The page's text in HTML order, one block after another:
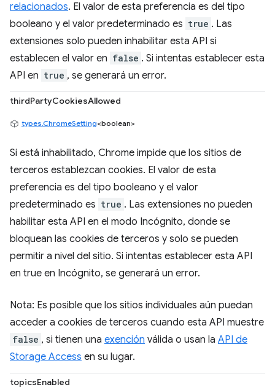
relacionados. El valor de esta preferencia es del tipo
booleano y el valor predeterminado es true . Las
extensiones solo pueden inhabilitar esta API si
establecen el valor en false . Si intentas establecer esta
API en true , se generará un error.
thirdPartyCookiesAllowed
types.ChromeSetting<boolean>
Si está inhabilitado, Chrome impide que los sitios de
terceros establezcan cookies. El valor de esta
preferencia es del tipo booleano y el valor
predeterminado es true . Las extensiones no pueden
habilitar esta API en el modo Incógnito, donde se
bloquean las cookies de terceros y solo se pueden
permitir a nivel del sitio. Si intentas establecer esta API
en true en Incógnito, se generará un error.
Nota: Es posible que los sitios individuales aún puedan
acceder a cookies de terceros cuando esta API muestre
false , si tienen una exención válida o usan la API de
Storage Access en su lugar.
topicsEnabled